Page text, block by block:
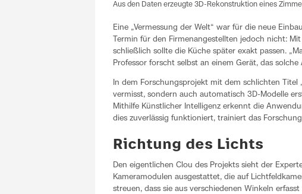
Aus den Daten erzeugte 3D-Rekonstruktion eines
Eine „Vermessung der Welt“ war für die neue
Termin für den Firmenangestellten jedoch nicht:
schließlich sollte die Küche später exakt passen.
Professor forscht selbst an einem Gerät, das
In dem Forschungsprojekt mit dem schlichten
vermisst, sondern auch automatisch 3D-Modelle
Mithilfe Künstlicher Intelligenz erkennt die
dies zuverlässig funktioniert, trainiert das
Richtung des Lichts
Den eigentlichen Clou des Projekts sieht der
Kameramodulen ausgestattet, die auf
streuen, dass sie aus verschiedenen Winkeln